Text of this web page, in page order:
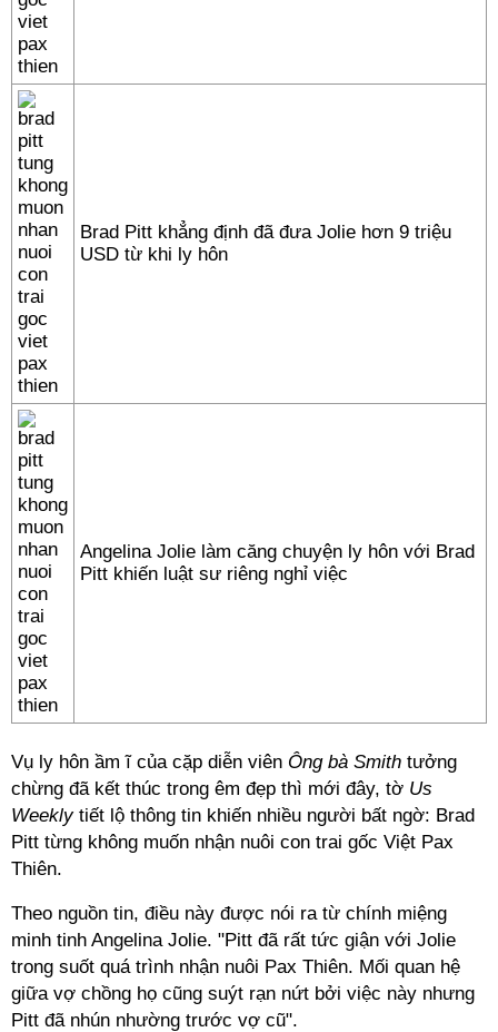
Brad Pitt khẳng định đã đưa Jolie hơn 9 triệu
USD từ khi ly hôn
Angelina Jolie làm căng chuyện ly hôn với Brad
Pitt khiến luật sư riêng nghỉ việc
Vụ ly hôn ầm ĩ của cặp diễn viên Ông bà Smith tưởng
chừng đã kết thúc trong êm đẹp thì mới đây, tờ Us
Weeklytiết lộ thông tin khiến nhiều người bất ngờ: Brad
Pitt từng không muốn nhận nuôi con trai gốc Việt Pax
Thiên.
Theo nguồn tin, điều này được nói ra từ chính miệng
minh tinh Angelina Jolie. "Pitt đã rất tức giận với Jolie
trong suốt quá trình nhận nuôi Pax Thiên. Mối quan hệ
giữa vợ chồng họ cũng suýt rạn nứt bởi việc này nhưng
Pitt đã nhún nhường trước vợ cũ".